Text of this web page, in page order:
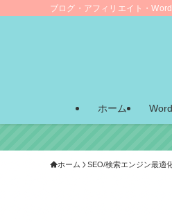
ブログ・アフィリエイト・
ホーム
ホーム SEO/検索エンジン最適